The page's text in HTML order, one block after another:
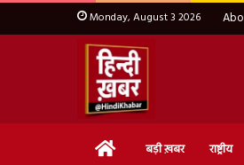
Monday, August 3 2026
Home बड़ी ख़बर राष्ट्रीय